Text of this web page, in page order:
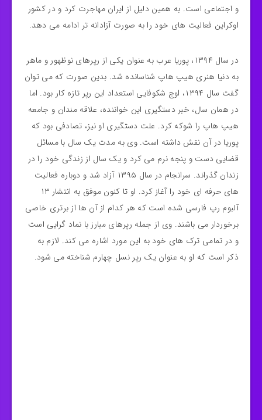
و اجتماعی است. به همین دلیل از ایران مهاجرت کرد و در کشور
اوکراین فعالیت های خود را به صورت آزادانه تر ادامه می دهد.
در سال ۱۳۹۴، پوریا عرب به عنوان یکی از رپرهای نوظهور و ماهر
به دنیا هنری هیپ هاپ شناسانده شد. بدین صورت که می توان
گفت سال ۱۳۹۴، اوج شکوفایی استعداد این رپر تازه کار بود. اما
در همان سال، خبر دستگیری این خواننده، علاقه مندان و جامعه
هیپ هاپ را شوکه کرد. علت دستگیری او نیز، تصادفی بود که
پوریا در آن نقش داشته است‌. وی به مدت یک سال با مسائل
قضایی دست و پنجه نرم می کرد و یک سال از زندگی خود را در
زندان گذراند. سرانجام در سال ۱۳۹۵ آزاد شد و دوباره فعالیت
های حرفه ای خود را آغاز کرد. او تا کنون موفق به انتشار ۱۳
آلبوم رپ فارسی شده است که هر کدام از آن ها از برتری خاصی
برخوردار می باشند. وی از جمله رپرهای مبارز با نماد گرایی است
و در تمامی ترک های خود به این مورد اشاره می کند. لازم به
ذکر است که او به عنوان یک رپر نسل چهارم شناخته می شود.